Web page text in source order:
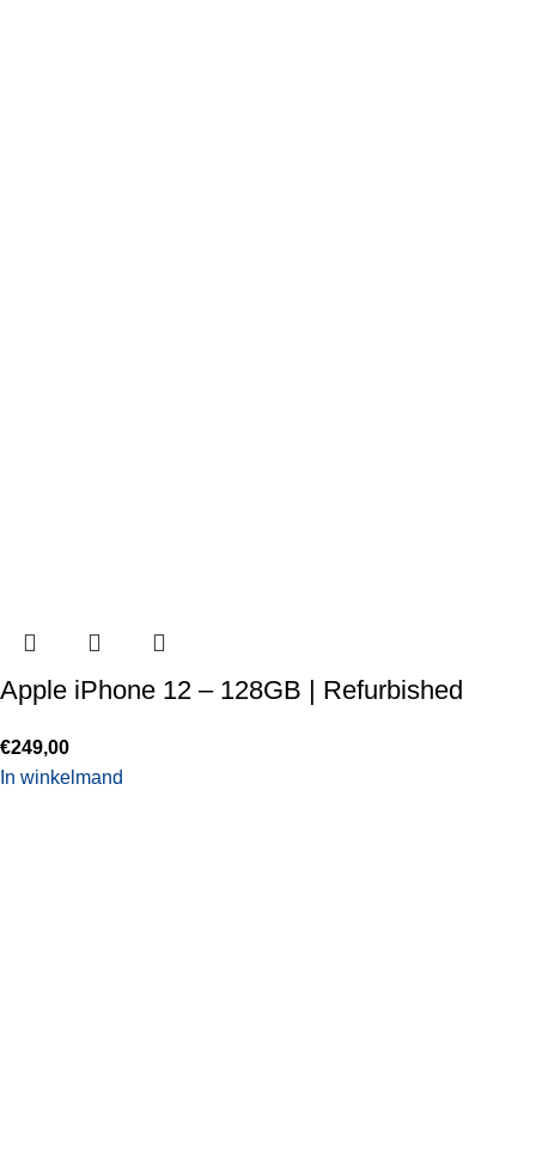
Apple iPhone 12 – 128GB | Refurbished
€249,00
In winkelmand